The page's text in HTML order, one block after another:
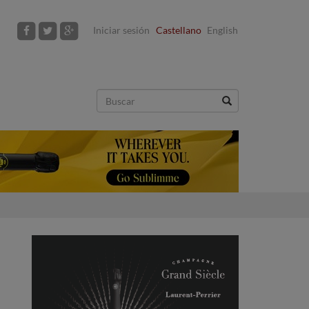
Iniciar sesión Castellano English